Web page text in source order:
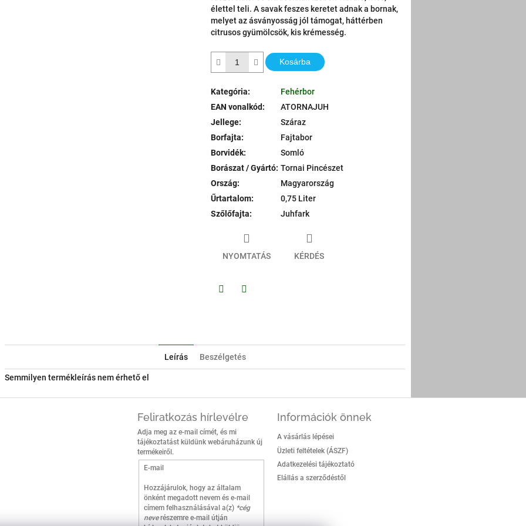
élettel teli. A savak feszes keretet adnak a bornak,
melyet az ásványosság jól támogat, háttérben
citrusos gyümölcsök, kis krémesség.
Kosárba
Kategória:
Fehérbor
EAN vonalkód:
ATORNAJUH
Jellege:
Száraz
Borfajta:
Fajtabor
Borvidék:
Somló
Borászat / Gyártó: Tornai Pincészet
Ország:
Magyarország
Űrtartalom:
0,75 Liter
Szőlőfajta: Juhfark
NYOMTATÁS KÉRDÉS
Leírás Beszélgetés
Semmilyen termékleírás nem érhető el
Feliratkozás hírlevélre
Adja meg az e-mail címét, és mi
tájékoztatást küldünk webáruházunk új
termékeiről.
E-mail
Hozzájárulok, hogy az általam
önként megadott nevem és e-mail
címem felhasználásával a(z) *cég
neverészemre e-mail útján
Információk önnek
A vásárlás lépései
Üzleti feltételek (ÁSZF)
Adatkezelési tájékoztató
Elállás a szerződéstől